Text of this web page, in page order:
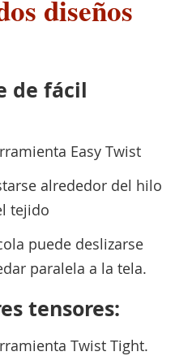
diseños
de fácil
Easy Twist
alrededor del hilo
tejido
puede deslizarse
paralela a la tela.
tensores:
Twist Tight.